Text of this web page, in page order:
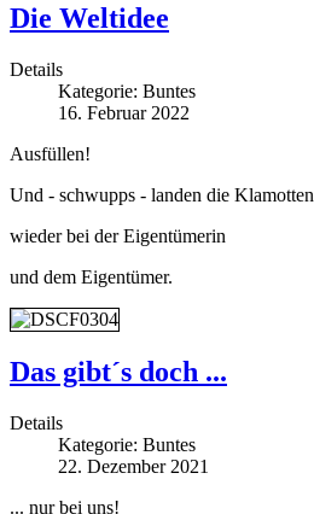
Die Weltidee
Details
Kategorie: Buntes
16. Februar 2022
Ausfüllen!
Und - schwupps - landen die Klamotten
wieder bei der Eigentümerin
und dem Eigentümer.
Das gibt´s doch ...
Details
Kategorie: Buntes
22. Dezember 2021
... nur bei uns!